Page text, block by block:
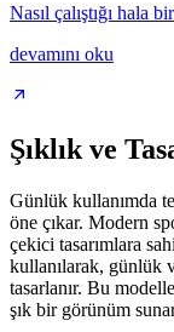
Nasıl çalıştığı hala
devamını oku
Şıklık ve
Günlük kullanımda
öne çıkar. Modern
çekici tasarımlara
kullanılarak, günlük
tasarlanır. Bu
şık bir görünüm